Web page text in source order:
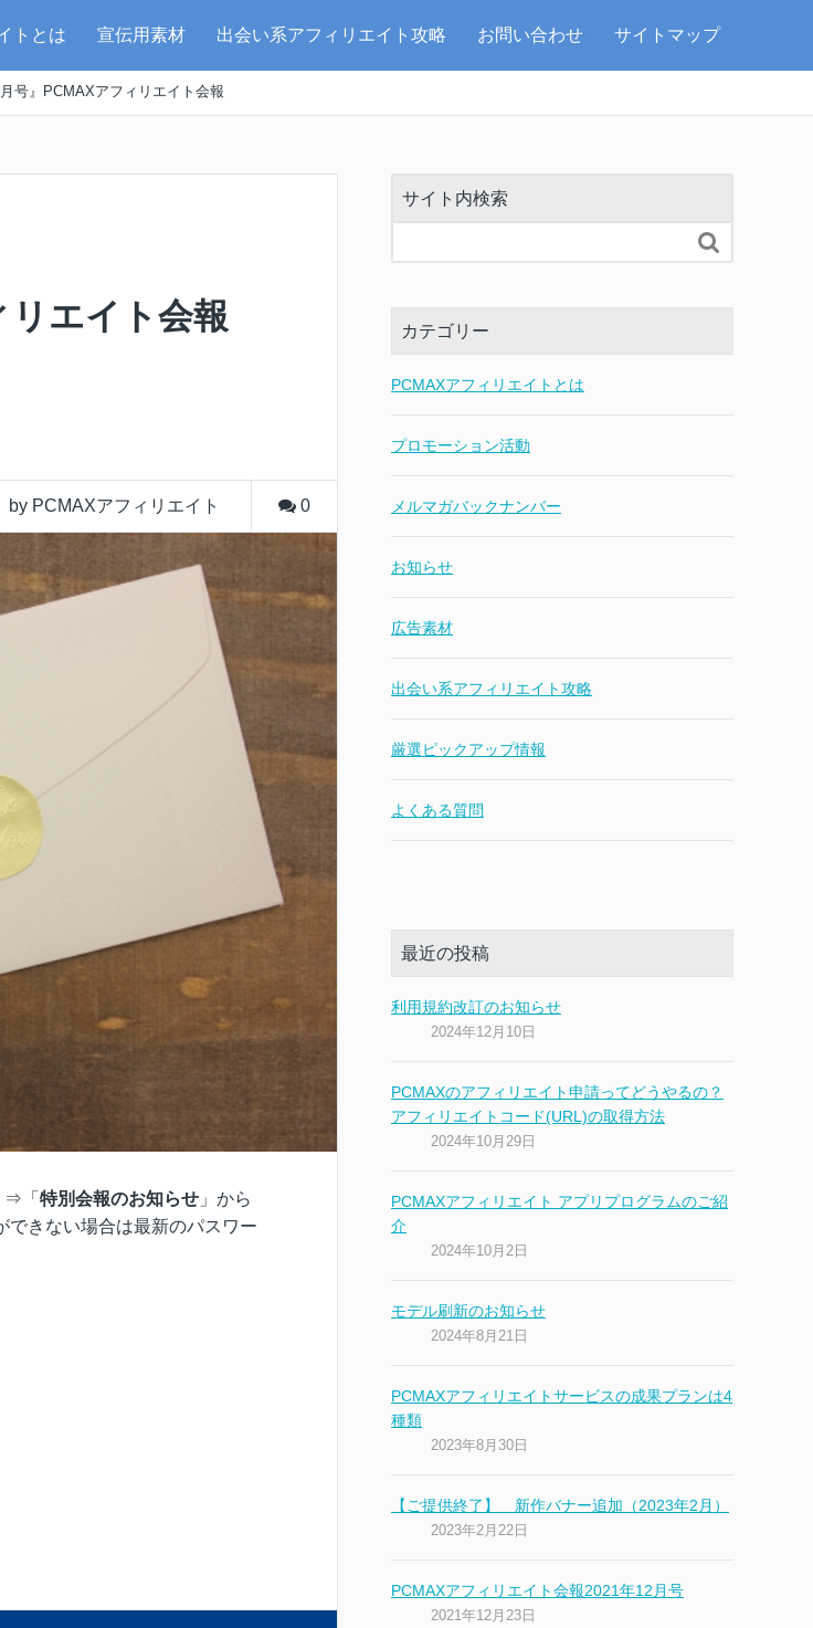
トとは 宣伝用素材 出会い系アフィリエイト攻略 お問い合わせ サイトマップ
月号』PCMAXアフィリエイト会報
リエイト会報
by PCMAXアフィリエイト 0
⇒「 特別会報のお知らせ 」から
できない場合は最新のパスワー
サイト内検索

カテゴリー
PCMAXアフィリエイトとは
プロモーション活動
メルマガバックナンバー
お知らせ
広告素材
出会い系アフィリエイト攻略
厳選ピックアップ情報
よくある質問
最近の投稿
利用規約改訂のお知らせ
2024年12月10日
PCMAXのアフィリエイト申請ってどうやるの？
アフィリエイトコード(URL)の取得方法
2024年10月29日
PCMAXアフィリエイト アプリプログラムのご紹
介
2024年10月2日
モデル刷新のお知らせ
2024年8月21日
PCMAXアフィリエイトサービスの成果プランは4
種類
2023年8月30日
【ご提供終了】 新作バナー追加（2023年2月）
2023年2月22日
PCMAXアフィリエイト会報2021年12月号
2021年12月23日